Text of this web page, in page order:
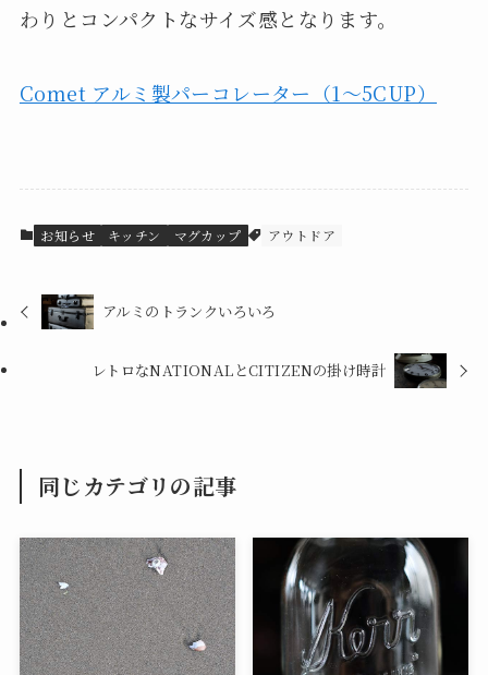
わりとコンパクトなサイズ感となります。
Comet アルミ製パーコレーター（1～5CUP）
お知らせ キッチン マグカップ アウトドア
アルミのトランクいろいろ
レトロなNATIONALとCITIZENの掛け時計
同じカテゴリの記事